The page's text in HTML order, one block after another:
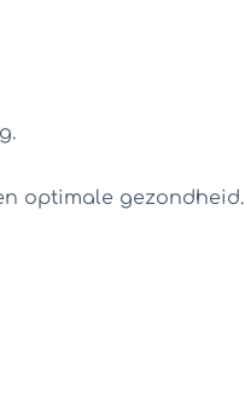
optimale gezondheid.